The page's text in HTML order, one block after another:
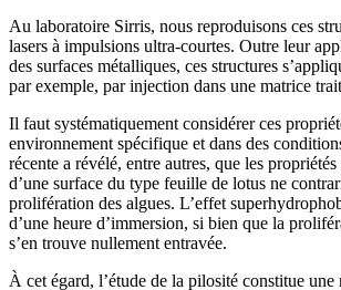
Au laboratoire Sirris, nous reproduisons ces
lasers à impulsions ultra-courtes. Outre leur
des surfaces métalliques, ces structures
par exemple, par injection dans une matrice
Il faut systématiquement considérer ces
environnement spécifique et dans des
récente a révélé, entre autres, que les
d’une surface du type feuille de lotus ne
prolifération des algues. L’effet
d’une heure d’immersion, si bien que la
s’en trouve nullement entravée.
À cet égard, l’étude de la pilosité constitue une